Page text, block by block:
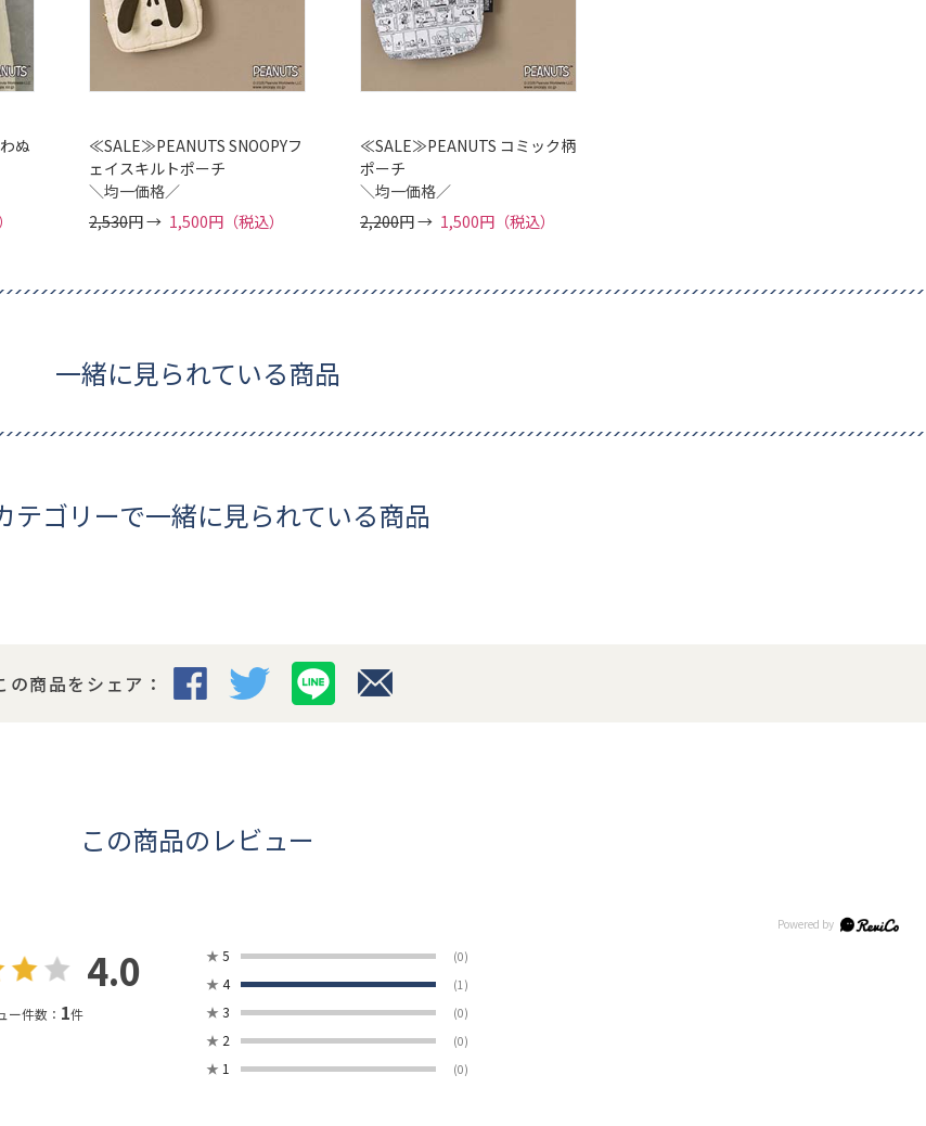
ぬ
≪SALE≫PEANUTS SNOOPYフ
ェイスキルトポーチ
＼均一価格／
2,530円 → 1,500円（税込）
≪SALE≫PEANUTS コミック柄
ポーチ
＼均一価格／
2,200円 → 1,500円（税込）
一緒に見られている商品
テゴリーで一緒に見られている商品
の商品をシェア：
この商品のレビュー
4.0
ー件数： 1件
★ 5 (0)
★ 4 (1)
★ 3 (0)
★ 2 (0)
★ 1 (0)